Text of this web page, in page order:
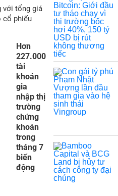
với tổng giá
cổ phiếu
Hơn
227.000
tài
khoản
gia
nhập thị
trường
chứng
khoán
trong
tháng 7
biến
động